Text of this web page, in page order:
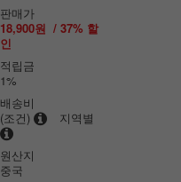
판매가
18,900원 / 37% 할
인
적립금
1%
배송비
(조건)
지역별
원산지
중국